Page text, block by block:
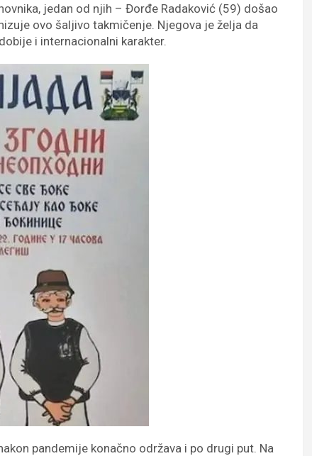
jedan od njih – Đorđe Radaković (59) došao
ovo šaljivo takmičenje. Njegova je želja da
i internacionalni karakter.
pandemije konačno održava i po drugi put. Na